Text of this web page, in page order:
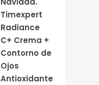
Timexpert
Radiance
C+ Crema +
Contorno de
Ojos
Antioxidante